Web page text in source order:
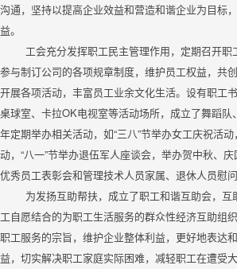
沟通，坚持以提高企业效益和营造和谐企业为目标
益。
工会充分发挥职工民主管理作用，定期召开职工
参与制订公司的各项规章制度，维护员工权益，共
开展各项活动，丰富员工业余文化生活。设有职工
桌球室、卡拉OK电视室等活动场所，成立了舞蹈
年定期举办相关活动，如“三八”节举办女工庆祝活
动，“八一”节举办退伍军人座谈会，举办贺中秋、
优秀员工表彰会和管理技术人员家属、退休人员慰问
为发扬互助帮扶，成立了职工和谐互助会，互
工自愿结合的为职工生活服务的群众性经济互助组
职工服务的宗旨，维护企业整体利益，更好地表达
益，切实解决职工家庭实际困难，减轻职工在遭受